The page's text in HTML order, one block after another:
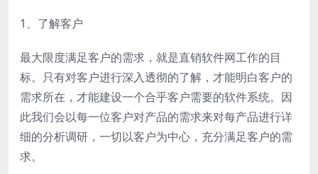
1、了解客户
最大限度满足客户的需求，就是直销软件网工作的目
标。只有对客户进行深入透彻的了解，才能明白客户的
需求所在，才能建设一个合乎客户需要的软件系统。因
此我们会以每一位客户对产品的需求来对每产品进行详
细的分析调研，一切以客户为中心，充分满足客户的需
求。